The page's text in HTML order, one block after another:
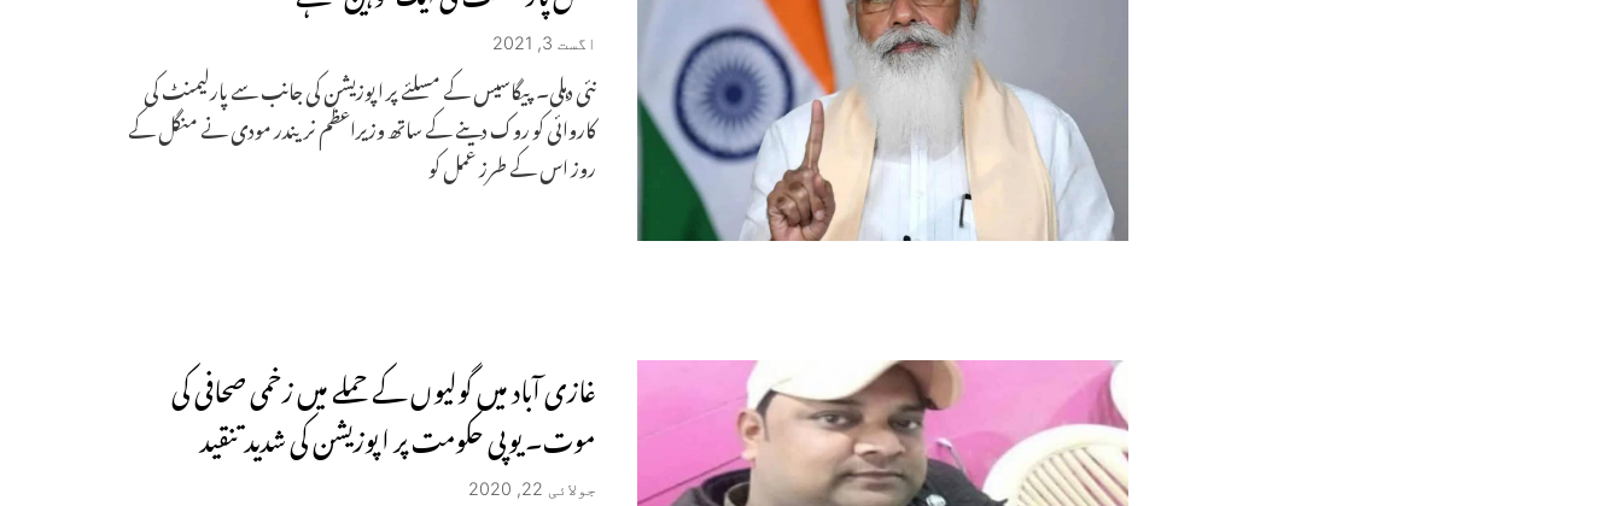
اگست 3, 2021
نئی دہلی۔ پیگاسیس کے مسلئے پر اپوزیشن کی جانب سے پارلیمنٹ کی
کاروائی کو روک دینے کے ساتھ وزیراعظم نریندر مودی نے منگل کے
روز اس کے طرز عمل کو
غازی آباد میں گولیوں کے حملے میں زخمی صحافی کی
موت۔ یوپی حکومت پر اپوزیشن کی شدید تنقید
جولائی 22, 2020